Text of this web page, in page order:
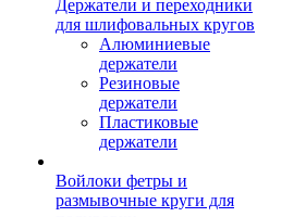
Держатели и переходники
для шлифовальных кругов
Алюминиевые
держатели
Резиновые
держатели
Пластиковые
держатели
Войлоки фетры и
размывочные круги для